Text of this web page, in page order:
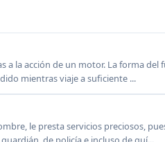
a la acción de un motor. La forma
mientras viaje a suficiente ...
le presta servicios preciosos,